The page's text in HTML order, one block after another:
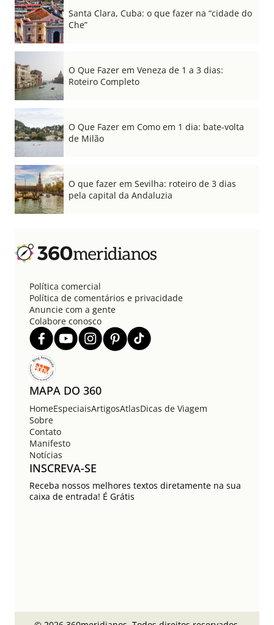
Santa Clara, Cuba: o que fazer na “cidade do
Che”
O Que Fazer em Veneza de 1 a 3 dias:
Roteiro Completo
O Que Fazer em Como em 1 dia: bate-volta
de Milão
O que fazer em Sevilha: roteiro de 3 dias
pela capital da Andaluzia
Política comercial
Política de comentários e privacidade
Anuncie com a gente
Colabore conosco
MAPA DO 360
HomeEspeciaisArtigosAtlasDicas de Viagem
Sobre
Contato
Manifesto
Notícias
INSCREVA-SE
Receba nossos melhores textos diretamente na sua
caixa de entrada! É Grátis